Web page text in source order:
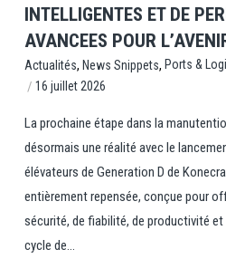
INTELLIGENTES ET DE
AVANCEES POUR
Actualités, News Snippets, Ports &
/ 16 juillet 2026
La prochaine étape dans la
désormais une réalité avec le
élévateurs de Generation D de
entièrement repensée, conçue pour
sécurité, de fiabilité, de productivité et
cycle de...